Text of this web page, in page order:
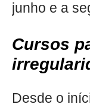
junho e a
Cursos
Desde o